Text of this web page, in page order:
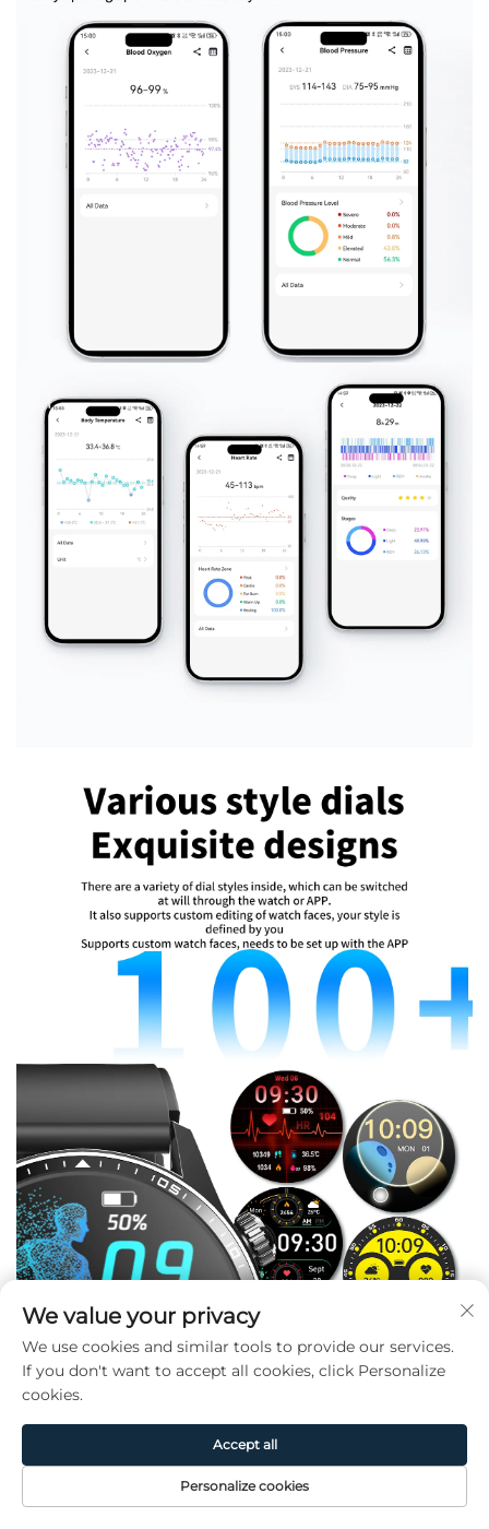
Page
Produit De CONTACT
We value your privacy
We use cookies and similar tools to provide our services.
If you don't want to accept all cookies, click Personalize
cookies.
Personalize cookies
Accept all